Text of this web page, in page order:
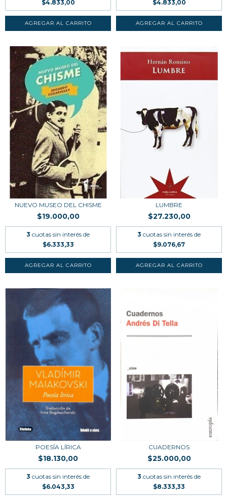
$4.833,00 $4.833,00
NUEVO MUSEO DEL CHISME
$19.000,00
3 cuotas sin interés de
$6.333,33
LUMBRE
$27.230,00
3 cuotas sin interés de
$9.076,67
POESÍA LÍRICA
$18.130,00
3 cuotas sin interés de
$6.043,33
CUADERNOS
$25.000,00
3 cuotas sin interés de
$8.333,33